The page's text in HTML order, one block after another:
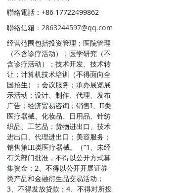
聯絡電話：+86 17722499862
聯絡信箱： 2863244597@qq.com
经营范围包括投资管理；医院管理
（不含诊疗活动）；医学研究（不
含诊疗活动）；技术开发、技术转
让；计算机技术培训（不得面向全
国招生）；会议服务；承办展览展
示活动；设计、制作、代理、发布
广告；经济贸易咨询；销售I、II类
医疗器械、化妆品、日用品、针纺
织品、工艺品；货物进出口、技术
进出口、代理进出口；美容服务；
销售第III类医疗器械。（“1、未经
有关部门批准，不得以公开方式募
集资金；2、不得以公开开展证券
类产品和金融衍生品交易活动；
3、不得发放贷款；4、不得对所投